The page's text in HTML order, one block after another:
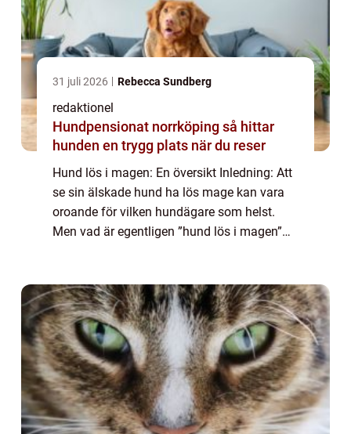
31 juli 2026 Rebecca Sundberg
redaktionel
Hundpensionat norrköping så hittar
hunden en trygg plats när du reser
Hund lös i magen: En översikt Inledning: Att
se sin älskade hund ha lös mage kan vara
oroande för vilken hundägare som helst.
Men vad är egentligen ”hund lös i magen”